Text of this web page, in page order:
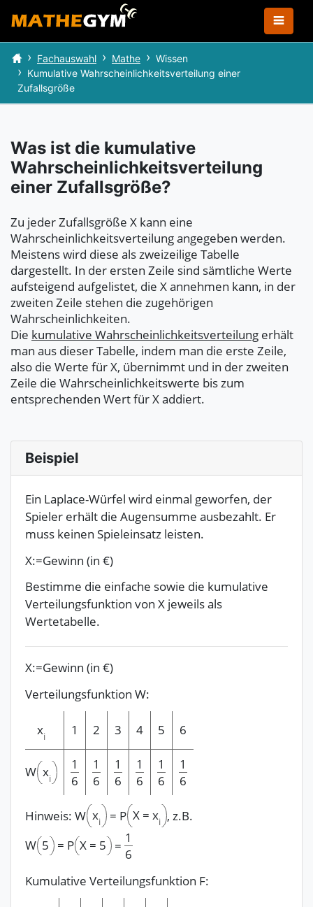
Fachauswahl Mathe
Wissen
Kumulative Wahrscheinlichkeitsverteilung einer
Zufallsgröße
Was ist die kumulative
Wahrscheinlichkeitsverteilung
einer Zufallsgröße?
Zu jeder Zufallsgröße X kann eine
Wahrscheinlichkeitsverteilung angegeben werden.
Meistens wird diese als zweizeilige Tabelle
dargestellt. In der ersten Zeile sind sämtliche Werte
aufsteigend aufgelistet, die X annehmen kann, in der
zweiten Zeile stehen die zugehörigen
Wahrscheinlichkeiten.
Die kumulative Wahrscheinlichkeitsverteilung erhält
man aus dieser Tabelle, indem man die erste Zeile,
also die Werte für X, übernimmt und in der zweiten
Zeile die Wahrscheinlichkeitswerte bis zum
entsprechenden Wert für X addiert.
Beispiel
Ein Laplace-Würfel wird einmal geworfen, der
Spieler erhält die Augensumme ausbezahlt. Er
muss keinen Spieleinsatz leisten.
X:=Gewinn (in €)
Bestimme die einfache sowie die kumulative
Verteilungsfunktion von X jeweils als
Wertetabelle.
X:=Gewinn (in €)
Verteilungsfunktion W:
xi 1 2 3 4 5 6
W xi
1
6
1
6
1
6
1
6
1
6
1
6
Hinweis: W xi = P X = xi , z.B.
W 5 = P X = 5 =
1
6
Kumulative Verteilungsfunktion F: